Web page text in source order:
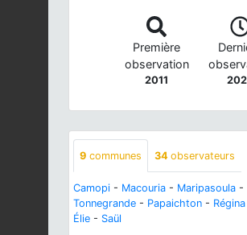
Première
observation
2011
9 communes 34 observateurs
Camopi - Macouria - Maripasoula -
Tonnegrande - Papaichton - Régina
Élie - Saül